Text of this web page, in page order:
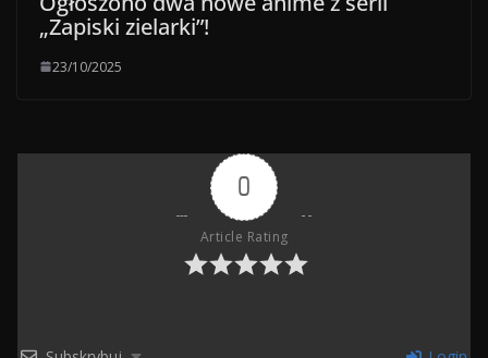
„Zapiski zielarki”!
23/10/2025
0
Article Rating